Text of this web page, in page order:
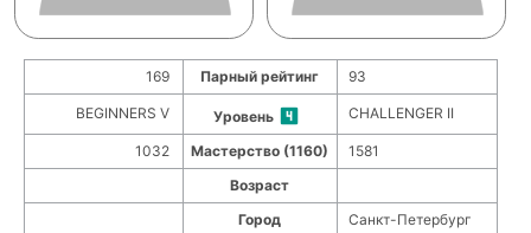
169 Парный рейтинг 93
BEGINNERS V Уровень CHALLENGER II
1032 Мастерство (1160)
1581
Возраст
Город
Санкт-Петербург